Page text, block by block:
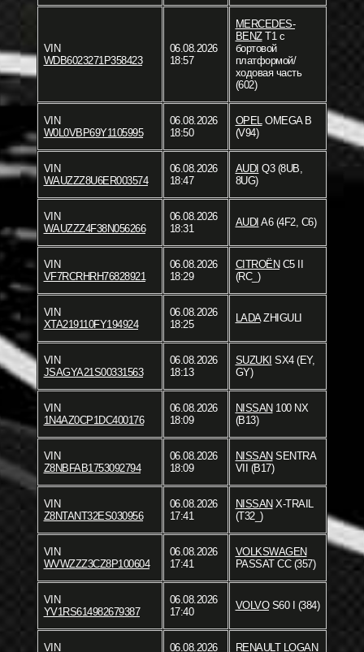
VIN
WDB6023271P358423
06.08.2026
18:57
MERCEDES-
BENZT1 c
бортовой
платформой/
ходовая часть
(602)
VIN
W0L0VBP69Y1105995
06.08.2026
18:50
OPELOMEGA B
(V94)
VIN
WAUZZZ8U6ER003574
06.08.2026
18:47
AUDI Q3 (8UB,
8UG)
VIN
WAUZZZ4F38N056266
06.08.2026
18:31
AUDI A6 (4F2, C6)
VIN
VF7RCRHRH76828921
06.08.2026
18:29
CITROËN C5 II
(RC_)
VIN
XTA219110FY194924
06.08.2026
18:25
LADAZHIGULI
VIN
JSAGYA21S00331563
06.08.2026
18:13
SUZUKI SX4 (EY,
GY)
VIN
1N4AZ0CP1DC400176
06.08.2026
18:09
NISSAN 100 NX
(B13)
VIN
Z8NBFAB1753092794
06.08.2026
18:09
NISSAN SENTRA
VII (B17)
VIN
Z8NTANT32ES030956
06.08.2026
17:41
NISSAN X-TRAIL
(T32_)
VIN
WVWZZZ3CZ8P100604
06.08.2026
17:41
VOLKSWAGEN
PASSAT CC (357)
VIN
YV1RS614982679387
06.08.2026
17:40
VOLVOS60 I (384)
VIN 06.08.2026 RENAULTLOGAN